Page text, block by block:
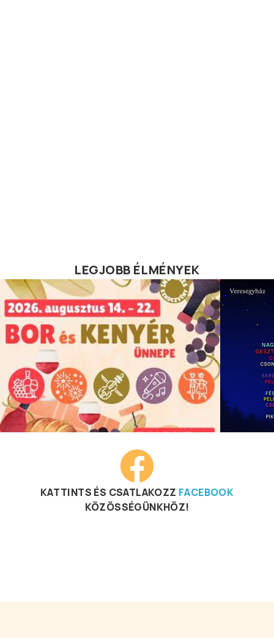
LEGJOBB ÉLMÉNYEK
KATTINTS ÉS CSATLAKOZZ FACEBOOK
KÖZÖSSÉGÜNKHÖZ!